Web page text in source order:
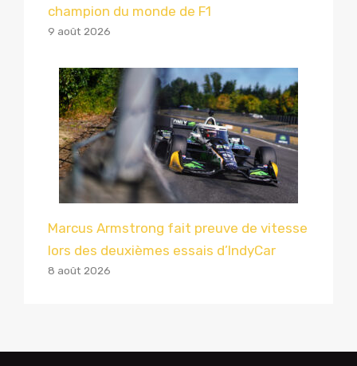
champion du monde de F1
9 août 2026
Marcus Armstrong fait preuve de vitesse
lors des deuxièmes essais d’IndyCar
8 août 2026